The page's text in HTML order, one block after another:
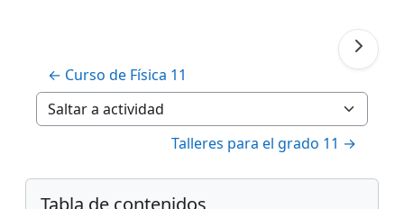
← Curso de Física 11
Saltar a actividad
Talleres para el grado 11 →
Bloques
Salta Tabla de contenidos
Tabla de contenidos